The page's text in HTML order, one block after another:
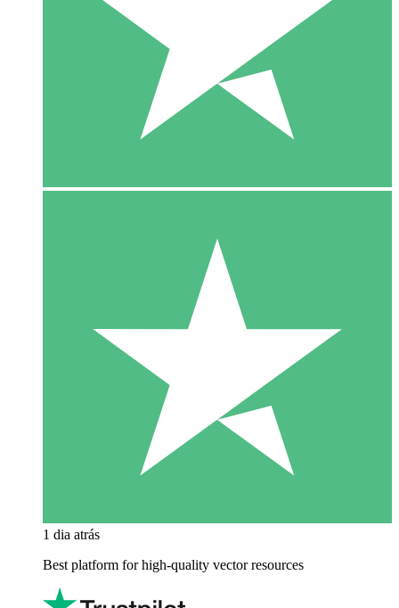
1 dia atrás
Best platform for high-quality vector resources